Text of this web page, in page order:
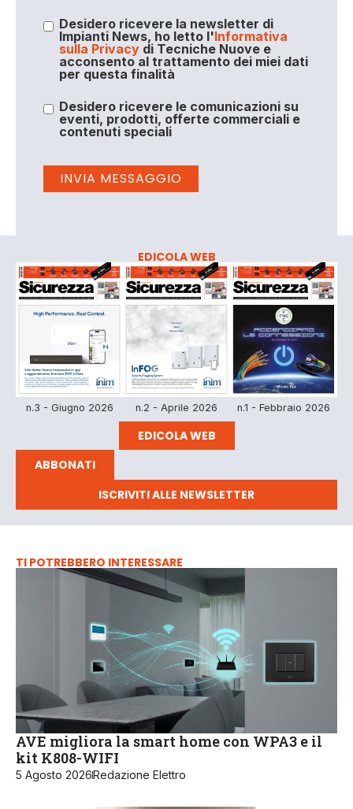
Desidero ricevere la newsletter di
Impianti News, ho letto l'Informativa
sulla Privacydi Tecniche Nuove e
acconsento al trattamento dei miei dati
per questa finalità
Desidero ricevere le comunicazioni su
eventi, prodotti, offerte commerciali e
contenuti speciali
EDICOLA WEB
n.3 - Giugno 2026 n.2 - Aprile 2026 n.1 - Febbraio 2026
EDICOLA WEB
ABBONATI
ISCRIVITI ALLE NEWSLETTER
TI POTREBBERO INTERESSARE
AVE migliora la smart home con WPA3 e il
kit K808-WIFI
5 Agosto 2026Redazione Elettro